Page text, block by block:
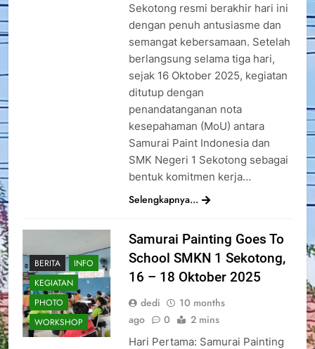
Sekotong resmi berakhir hari ini
dengan penuh antusiasme dan
semangat kebersamaan. Setelah
berlangsung selama tiga hari,
sejak 16 Oktober 2025, kegiatan
ditutup dengan
penandatanganan nota
kesepahaman (MoU) antara
Samurai Paint Indonesia dan
SMK Negeri 1 Sekotong sebagai
bentuk komitmen kerja…
Selengkapnya...
BERITA
INFO
KEGIATAN
PHOTO
WORKSHOP
Samurai Painting Goes To
School SMKN 1 Sekotong,
16 – 18 Oktober 2025
dedi
10 months
ago
0 2 mins
Hari Pertama: Samurai Painting